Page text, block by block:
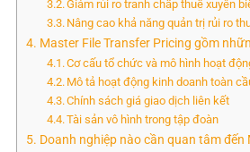
Giảm rủi ro tranh chấp thuế xuyên
Nâng cao khả năng quản trị rủi ro
Master File Transfer Pricing gồm
Cơ cấu tổ chức và mô hình hoạt
Mô tả hoạt động kinh doanh toàn
Chính sách giá giao dịch liên kết
Tài sản vô hình trong tập đoàn
Doanh nghiệp nào cần quan tâm